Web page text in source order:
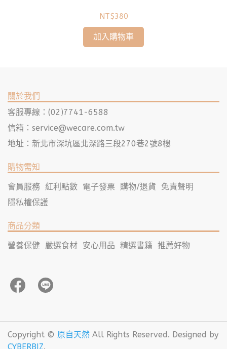
NT$380
加入購物車
關於我們
客服專線：(02)7741-6588
信箱： service@wecare.com.tw
地址：新北市深坑區北深路三段270巷2號8樓
購物需知
會員服務 紅利點數 電子發票 購物/退貨
免責聲明
隱私權保護
商品分類
營養保健 嚴選食材 安心用品 精選書籍 推薦好物
Copyright © 原自天然 All Rights Reserved. Designed by
CYBERBIZ.